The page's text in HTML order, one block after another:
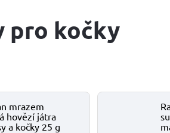
pro kočky
mrazem
hovězí játra
a kočky 25 g